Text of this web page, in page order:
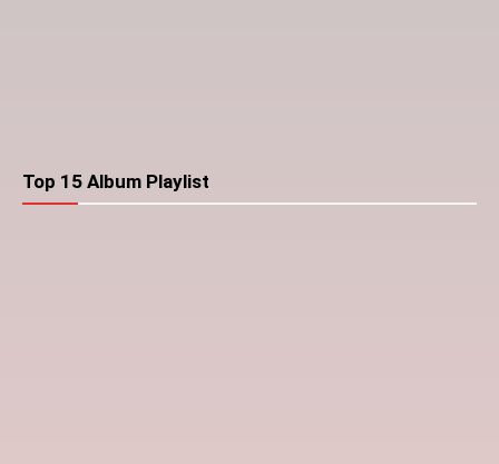
Top 15 Album Playlist